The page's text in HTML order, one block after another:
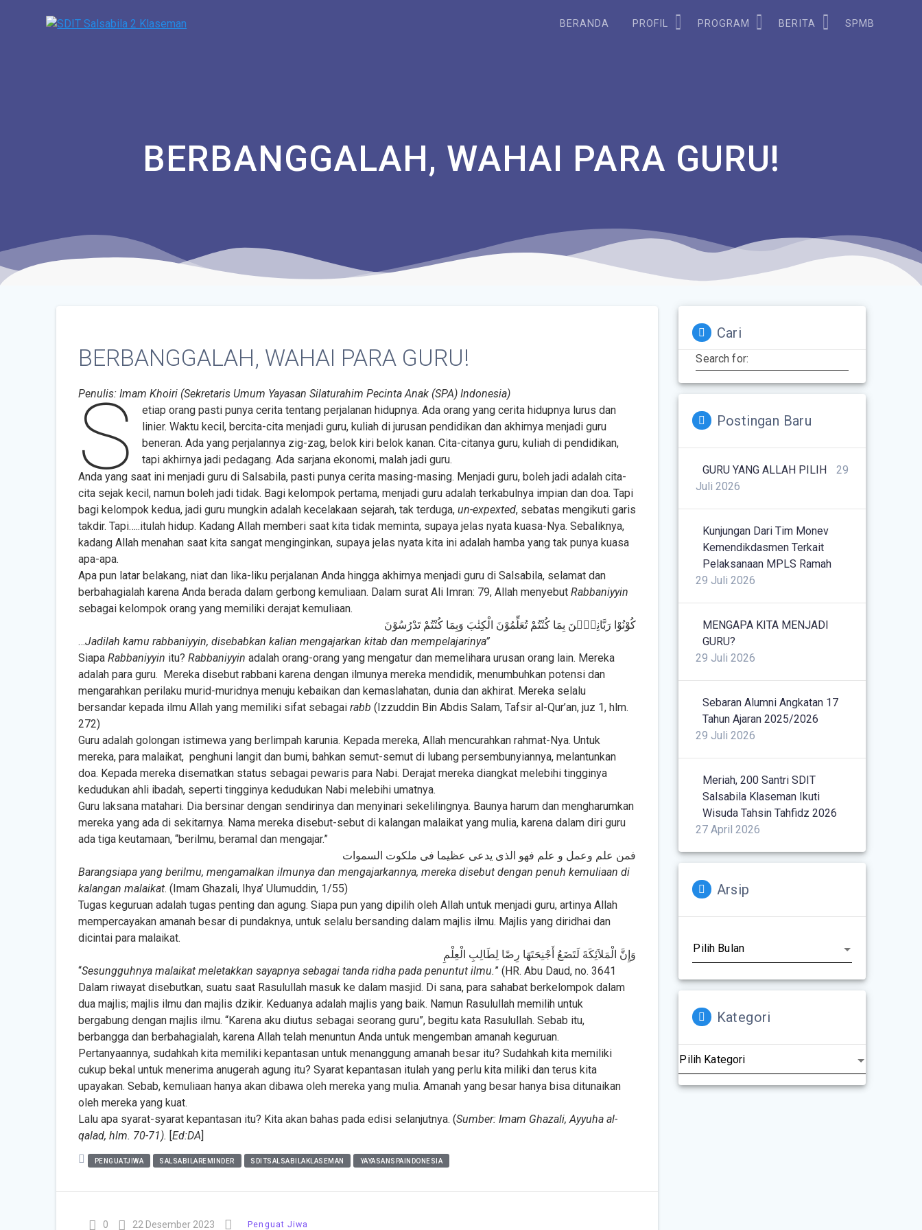
BERANDA PROFIL PROGRAM BERITA SPMB
BERBANGGALAH, WAHAI PARA GURU!
BERBANGGALAH, WAHAI PARA GURU!
Penulis: Imam Khoiri (Sekretaris Umum Yayasan Silaturahim Pecinta Anak (SPA) Indonesia)
S
etiap orang pasti punya cerita tentang perjalanan hidupnya. Ada orang yang cerita hidupnya lurus dan
linier. Waktu kecil, bercita-cita menjadi guru, kuliah di jurusan pendidikan dan akhirnya menjadi guru
beneran. Ada yang perjalannya zig-zag, belok kiri belok kanan. Cita-citanya guru, kuliah di pendidikan,
tapi akhirnya jadi pedagang. Ada sarjana ekonomi, malah jadi guru.
Anda yang saat ini menjadi guru di Salsabila, pasti punya cerita masing-masing. Menjadi guru, boleh jadi adalah cita-
cita sejak kecil, namun boleh jadi tidak. Bagi kelompok pertama, menjadi guru adalah terkabulnya impian dan doa. Tapi
bagi kelompok kedua, jadi guru mungkin adalah kecelakaan sejarah, tak terduga,un-expexted, sebatas mengikuti garis
takdir. Tapi…..itulah hidup. Kadang Allah memberi saat kita tidak meminta, supaya jelas nyata kuasa-Nya. Sebaliknya,
kadang Allah menahan saat kita sangat menginginkan, supaya jelas nyata kita ini adalah hamba yang tak punya kuasa
apa-apa.
Apa pun latar belakang, niat dan lika-liku perjalanan Anda hingga akhirnya menjadi guru di Salsabila, selamat dan
berbahagialah karena Anda berada dalam gerbong kemuliaan. Dalam surat Ali Imran: 79, Allah menyebutRabbaniyyin
sebagai kelompok orang yang memiliki derajat kemuliaan.
كُوْنُوْا رَبَّانِيّٖنَ بِمَا كُنْتُمْ تُعَلِّمُوْنَ الْكِتٰبَ وَبِمَا كُنْتُمْ تَدْرُسُوْنَ
…Jadilah kamu rabbaniyyin, disebabkan kalian mengajarkan kitab dan mempelajarinya”
SiapaRabbaniyyin itu?Rabbaniyyin adalah orang-orang yang mengatur dan memelihara urusan orang lain. Mereka
adalah para guru. Mereka disebut rabbani karena dengan ilmunya mereka mendidik, menumbuhkan potensi dan
mengarahkan perilaku murid-muridnya menuju kebaikan dan kemaslahatan, dunia dan akhirat. Mereka selalu
bersandar kepada ilmu Allah yang memiliki sifat sebagairabb(Izzuddin Bin Abdis Salam, Tafsir al-Qur’an, juz 1, hlm.
272)
Guru adalah golongan istimewa yang berlimpah karunia. Kepada mereka, Allah mencurahkan rahmat-Nya. Untuk
mereka, para malaikat, penghuni langit dan bumi, bahkan semut-semut di lubang persembunyiannya, melantunkan
doa. Kepada mereka disematkan status sebagai pewaris para Nabi. Derajat mereka diangkat melebihi tingginya
kedudukan ahli ibadah, seperti tingginya kedudukan Nabi melebihi umatnya.
Guru laksana matahari. Dia bersinar dengan sendirinya dan menyinari sekelilingnya. Baunya harum dan mengharumkan
mereka yang ada di sekitarnya. Nama mereka disebut-sebut di kalangan malaikat yang mulia, karena dalam diri guru
ada tiga keutamaan, “berilmu, beramal dan mengajar.”
فمن علم وعمل و علم فهو الذى يدعى عظيما فى ملكوت السموات
Barangsiapa yang berilmu, mengamalkan ilmunya dan mengajarkannya, mereka disebut dengan penuh kemuliaan di
kalangan malaikat. (Imam Ghazali, Ihya’ Ulumuddin, 1/55)
Tugas keguruan adalah tugas penting dan agung. Siapa pun yang dipilih oleh Allah untuk menjadi guru, artinya Allah
mempercayakan amanah besar di pundaknya, untuk selalu bersanding dalam majlis ilmu. Majlis yang diridhai dan
dicintai para malaikat.
وَإِنَّ الْمَلاَئِكَةَ لَتَضَعُ أَجْنِحَتَهَا رِضًا لِطَالِبِ الْعِلْمِ
“Sesungguhnya malaikat meletakkan sayapnya sebagai tanda ridha pada penuntut ilmu.” (HR. Abu Daud, no. 3641
Dalam riwayat disebutkan, suatu saat Rasulullah masuk ke dalam masjid. Di sana, para sahabat berkelompok dalam
dua majlis; majlis ilmu dan majlis dzikir. Keduanya adalah majlis yang baik. Namun Rasulullah memilih untuk
bergabung dengan majlis ilmu. “Karena aku diutus sebagai seorang guru”, begitu kata Rasulullah. Sebab itu,
berbangga dan berbahagialah, karena Allah telah menuntun Anda untuk mengemban amanah keguruan.
Pertanyaannya, sudahkah kita memiliki kepantasan untuk menanggung amanah besar itu? Sudahkah kita memiliki
cukup bekal untuk menerima anugerah agung itu? Syarat kepantasan itulah yang perlu kita miliki dan terus kita
upayakan. Sebab, kemuliaan hanya akan dibawa oleh mereka yang mulia. Amanah yang besar hanya bisa ditunaikan
oleh mereka yang kuat.
Lalu apa syarat-syarat kepantasan itu? Kita akan bahas pada edisi selanjutnya. (Sumber: Imam Ghazali, Ayyuha al-
qalad, hlm. 70-71). [Ed:DA
PENGUATJIWA SALSABILAREMINDER SDITSALSABILAKLASEMAN YAYASANSPAINDONESIA
0 22 Desember 2023 Penguat Jiwa
Cari
Search for:
Postingan Baru
GURU YANG ALLAH PILIH
29
Juli 2026
Kunjungan Dari Tim Monev
Kemendikdasmen Terkait
Pelaksanaan MPLS Ramah
29 Juli 2026
MENGAPA KITA MENJADI
GURU?
29 Juli 2026
Sebaran Alumni Angkatan 17
Tahun Ajaran 2025/2026
29 Juli 2026
Meriah, 200 Santri SDIT
Salsabila Klaseman Ikuti
Wisuda Tahsin Tahfidz 2026
27 April 2026
Arsip
Kategori